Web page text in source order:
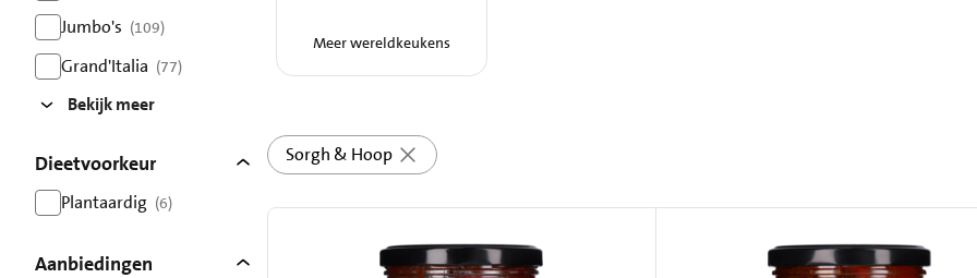
resultaten
Jumbo's (109)
resultaten
Grand'Italia (77)
Bekijk meer
Dieetvoorkeur
Plantaardig (6)
Aanbiedingen
Meer wereldkeukens
Sorgh & Hoop